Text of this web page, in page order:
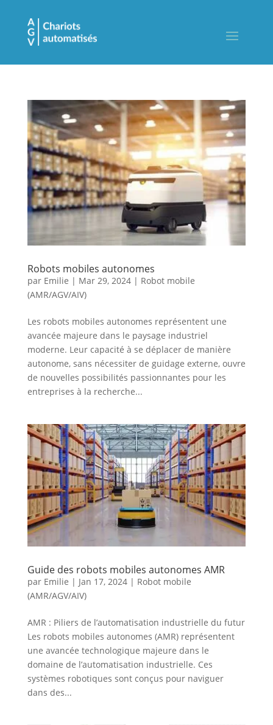
Robots mobiles autonomes
par Emilie | Mar 29, 2024| Robot mobile
(AMR/AGV/AIV)
Les robots mobiles autonomes représentent une
avancée majeure dans le paysage industriel
moderne. Leur capacité à se déplacer de manière
autonome, sans nécessiter de guidage externe, ouvre
de nouvelles possibilités passionnantes pour les
entreprises à la recherche...
Guide des robots mobiles autonomes AMR
par Emilie | Jan 17, 2024| Robot mobile
(AMR/AGV/AIV)
AMR : Piliers de l’automatisation industrielle du futur
Les robots mobiles autonomes (AMR) représentent
une avancée technologique majeure dans le
domaine de l’automatisation industrielle. Ces
systèmes robotiques sont conçus pour naviguer
dans des...